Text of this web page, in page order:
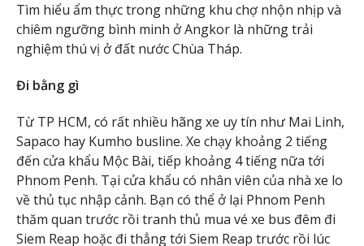
Tìm hiểu ẩm thực trong những khu chợ nhộn nhịp và
chiêm ngưỡng bình minh ở Angkor là những trải
nghiệm thú vị ở đất nước Chùa Tháp.
Đi bằng gì
Từ TP HCM, có rất nhiều hãng xe uy tín như Mai Linh,
Sapaco hay Kumho busline. Xe chạy khoảng 2 tiếng
đến cửa khẩu Mộc Bài, tiếp khoảng 4 tiếng nữa tới
Phnom Penh. Tại cửa khẩu có nhân viên của nhà xe lo
về thủ tục nhập cảnh. Bạn có thể ở lại Phnom Penh
thăm quan trước rồi tranh thủ mua vé xe bus đêm đi
Siem Reap hoặc đi thẳng tới Siem Reap trước rồi lúc